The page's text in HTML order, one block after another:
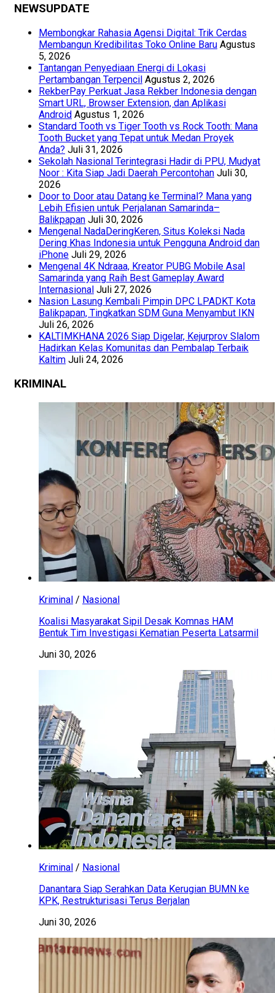
NEWSUPDATE
Membongkar Rahasia Agensi Digital: Trik Cerdas
Membangun Kredibilitas Toko Online Baru Agustus
5, 2026
Tantangan Penyediaan Energi di Lokasi
Pertambangan Terpencil Agustus 2, 2026
RekberPay Perkuat Jasa Rekber Indonesia dengan
Smart URL, Browser Extension, dan Aplikasi
Android Agustus 1, 2026
Standard Tooth vs Tiger Tooth vs Rock Tooth: Mana
Tooth Bucket yang Tepat untuk Medan Proyek
Anda? Juli 31, 2026
Sekolah Nasional Terintegrasi Hadir di PPU, Mudyat
Noor : Kita Siap Jadi Daerah Percontohan Juli 30,
2026
Door to Door atau Datang ke Terminal? Mana yang
Lebih Efisien untuk Perjalanan Samarinda–
Balikpapan Juli 30, 2026
Mengenal NadaDeringKeren, Situs Koleksi Nada
Dering Khas Indonesia untuk Pengguna Android dan
iPhone Juli 29, 2026
Mengenal 4K Ndraaa, Kreator PUBG Mobile Asal
Samarinda yang Raih Best Gameplay Award
Internasional Juli 27, 2026
Nasion Lasung Kembali Pimpin DPC LPADKT Kota
Balikpapan, Tingkatkan SDM Guna Menyambut IKN
Juli 26, 2026
KALTIMKHANA 2026 Siap Digelar, Kejurprov Slalom
Hadirkan Kelas Komunitas dan Pembalap Terbaik
Kaltim Juli 24, 2026
KRIMINAL
Kriminal / Nasional
Koalisi Masyarakat Sipil Desak Komnas HAM
Bentuk Tim Investigasi Kematian Peserta Latsarmil
Juni 30, 2026
Kriminal / Nasional
Danantara Siap Serahkan Data Kerugian BUMN ke
KPK, Restrukturisasi Terus Berjalan
Juni 30, 2026